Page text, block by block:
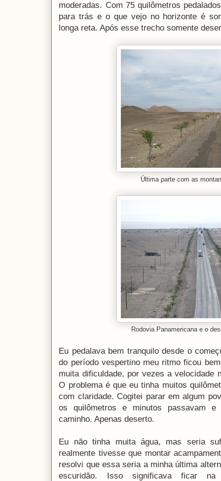
moderadas. Com 75 quilômetros
para trás e o que vejo no horizonte é
longa reta. Após esse trecho somente
Última parte com as
Rodovia Panamericana e o
Eu pedalava bem tranquilo desde o
do período vespertino meu ritmo ficou
muita dificuldade, por vezes a velocidade
O problema é que eu tinha muitos
com claridade. Cogitei parar em algum
os quilômetros e minutos passavam e
caminho. Apenas deserto.
Eu não tinha muita água, mas seria
realmente tivesse que montar
resolvi que essa seria a minha última
escuridão. Isso significava ficar